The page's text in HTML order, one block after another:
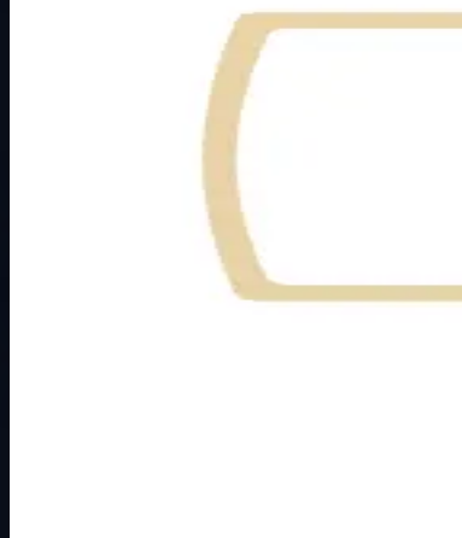
PODŽBUKNI PROGRAM
Kratak pregled
Broj artikla: 14.05.395 Cijena u EUR: 0.61 €